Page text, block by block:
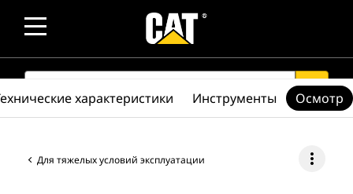
SEARCH search
Для тяжелых условий эксплуатации more_vert
характеристики Инструменты Осмотр